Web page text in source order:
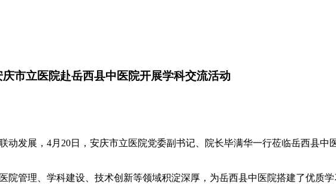
市立医院赴岳西县中医院开展学科交流活动
动发展，4月20日，安庆市立医院党委副书记、院长毕满华一行莅临岳西县中
院管理、学科建设、技术创新等领域积淀深厚，为岳西县中医院搭建了优质